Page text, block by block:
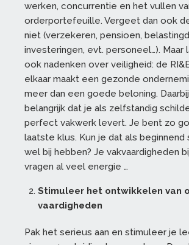
werken, concurrentie en het vullen
orderportefeuille. Vergeet dan ook
niet (verzekeren, pensioen,
investeringen, evt. personeel…). Maar
ook nadenken over veiligheid: de
elkaar maakt een gezonde
meer dan een goede beloning.
belangrijk dat je als zelfstandig
perfect vakwerk levert. Je bent zo
laatste klus. Kun je dat als beginnend
wel bij hebben? Je vakvaardigheden
vragen al veel energie …
Stimuleer het ontwikkelen van
vaardigheden
Pak het serieus aan en stimuleer je